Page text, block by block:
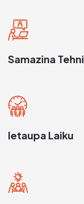
Samazina
Ietaupa Laiku